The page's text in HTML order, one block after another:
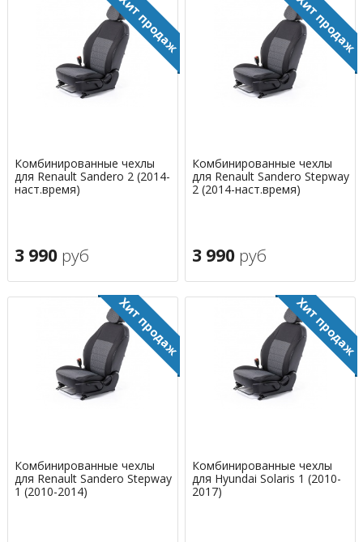
Комбинированные чехлы
для Renault Sandero 2 (2014-
наст.время)
3 990 руб
Комбинированные чехлы
для Renault Sandero Stepway
2 (2014-наст.время)
3 990 руб
Комбинированные чехлы
для Renault Sandero Stepway
1 (2010-2014)
Комбинированные чехлы
для Hyundai Solaris 1 (2010-
2017)